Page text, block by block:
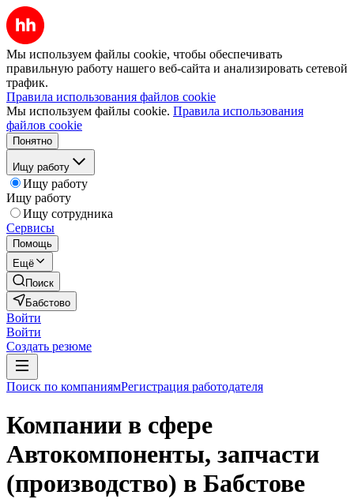
Мы используем файлы cookie, чтобы обеспечивать
правильную работу нашего веб-сайта и анализировать сетевой
трафик.
Правила использования файлов cookie
Мы используем файлы cookie. Правила использования
файлов cookie
Понятно
Ищу работу
Ищу работу
Ищу работу
Ищу сотрудника
Сервисы
Помощь
Ещё
Поиск
Бабстово
Войти
Войти
Создать резюме
Поиск по компаниямРегистрация работодателя
Компании в сфере
Автокомпоненты, запчасти
(производство) в Бабстове